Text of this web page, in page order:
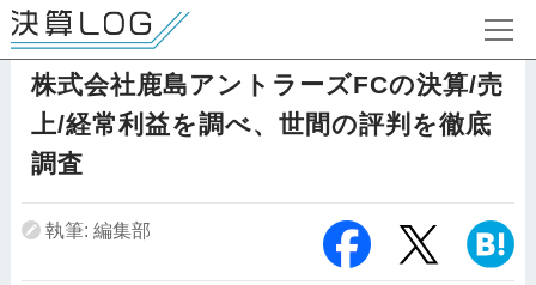
株式会社鹿島アントラーズFCの決算/売
上/経常利益を調べ、世間の評判を徹底
調査
執筆: 編集部